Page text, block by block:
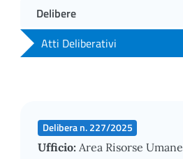
Delibere
Atti Deliberativi
Delibera n. 227/2025
Ufficio: Area Risorse Umane